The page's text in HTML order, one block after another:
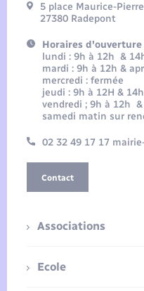
5 place Maurice-
27380 Radepont
Horaires d'ouverture
lundi : 9h à 12h &
mardi : 9h à 12h &
mercredi : fermée
jeudi : 9h à 12H &
vendredi ; 9h à 12h
samedi matin sur
02 32 49 17 17
Contact
Associations
Ecole